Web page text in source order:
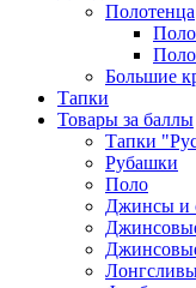
Полотенца
Большие
Тапки
Товары за баллы
Тапки
Рубашки
Поло
Джинсы и